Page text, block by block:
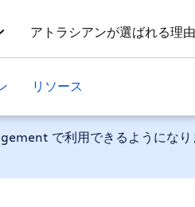
アトラシアンが選ばれる理
で利用できるようにな
リソース